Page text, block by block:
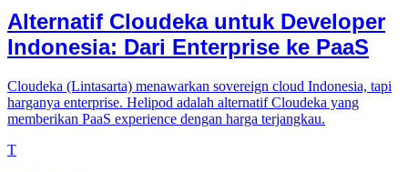
Alternatif Cloudeka untuk Developer
Indonesia: Dari Enterprise ke PaaS
Cloudeka (Lintasarta) menawarkan sovereign cloud Indonesia, tapi
harganya enterprise. Helipod adalah alternatif Cloudeka yang
memberikan PaaS experience dengan harga terjangkau.
T